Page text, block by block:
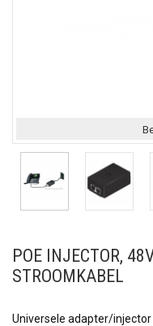
POE INJECTOR,
STROOMKABEL
Universele adapter/